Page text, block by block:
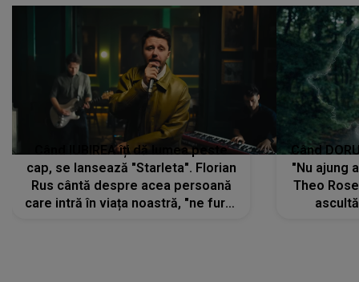
Când IUBIREA îți dă lumea peste
cap, se lansează "Starleta". Florian
Rus cântă despre acea persoană
care intră în viața noastră, "ne fură"
Când
"Nu ajung
Theo